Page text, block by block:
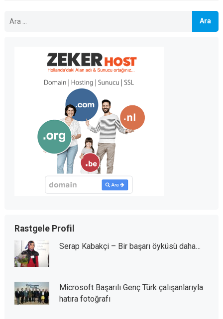
Rastgele Profil
Serap Kabakçi – Bir başarı öyküsü daha…
Microsoft Başarılı Genç Türk çalışanlarıyla
hatıra fotoğrafı